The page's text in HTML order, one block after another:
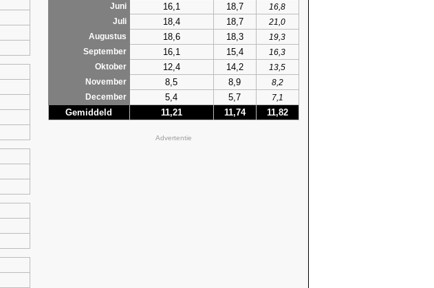
Juni
16,1 18,7
16,8
Juli
18,4 18,7
21,0
Augustus
18,6 18,3
19,3
September
16,1 15,4
16,3
Oktober
12,4 14,2
13,5
November
8,5 8,9
8,2
December
5,4 5,7 7,1
Gemiddeld 11,21 11,74 11,82
Advertentie